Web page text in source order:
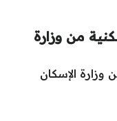
من وزارة
الإسكان